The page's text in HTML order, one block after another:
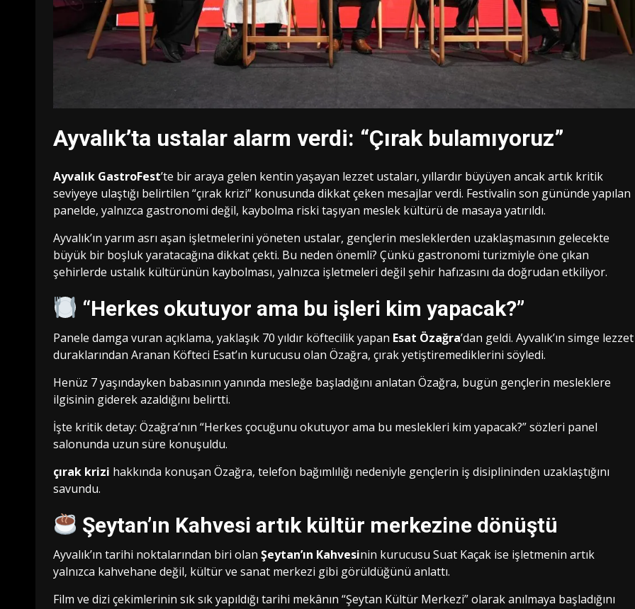
Ayvalık’ta ustalar alarm verdi: “Çırak bulamıyoruz”
Ayvalık GastroFest’te bir araya gelen kentin yaşayan lezzet ustaları, yıllardır büyüyen ancak artık kritik
seviyeye ulaştığı belirtilen “çırak krizi” konusunda dikkat çeken mesajlar verdi. Festivalin son gününde yapılan
panelde, yalnızca gastronomi değil, kaybolma riski taşıyan meslek kültürü de masaya yatırıldı.
Ayvalık’ın yarım asrı aşan işletmelerini yöneten ustalar, gençlerin mesleklerden uzaklaşmasının gelecekte
büyük bir boşluk yaratacağına dikkat çekti. Bu neden önemli? Çünkü gastronomi turizmiyle öne çıkan
şehirlerde ustalık kültürünün kaybolması, yalnızca işletmeleri değil şehir hafızasını da doğrudan etkiliyor.
“Herkes okutuyor ama bu işleri kim yapacak?”
Panele damga vuran açıklama, yaklaşık 70 yıldır köftecilik yapan Esat Özağra’dan geldi. Ayvalık’ın simge lezzet
duraklarından Aranan Köfteci Esat’ın kurucusu olan Özağra, çırak yetiştiremediklerini söyledi.
Henüz 7 yaşındayken babasının yanında mesleğe başladığını anlatan Özağra, bugün gençlerin mesleklere
ilgisinin giderek azaldığını belirtti.
İşte kritik detay: Özağra’nın “Herkes çocuğunu okutuyor ama bu meslekleri kim yapacak?” sözleri panel
salonunda uzun süre konuşuldu.
çırak krizi hakkında konuşan Özağra, telefon bağımlılığı nedeniyle gençlerin iş disiplininden uzaklaştığını
savundu.
Şeytan’ın Kahvesi artık kültür merkezine dönüştü
Ayvalık’ın tarihi noktalarından biri olan Şeytan’ın Kahvesinin kurucusu Suat Kaçak ise işletmenin artık
yalnızca kahvehane değil, kültür ve sanat merkezi gibi görüldüğünü anlattı.
Film ve dizi çekimlerinin sık sık yapıldığı tarihi mekânın “Şeytan Kültür Merkezi” olarak anılmaya başladığını